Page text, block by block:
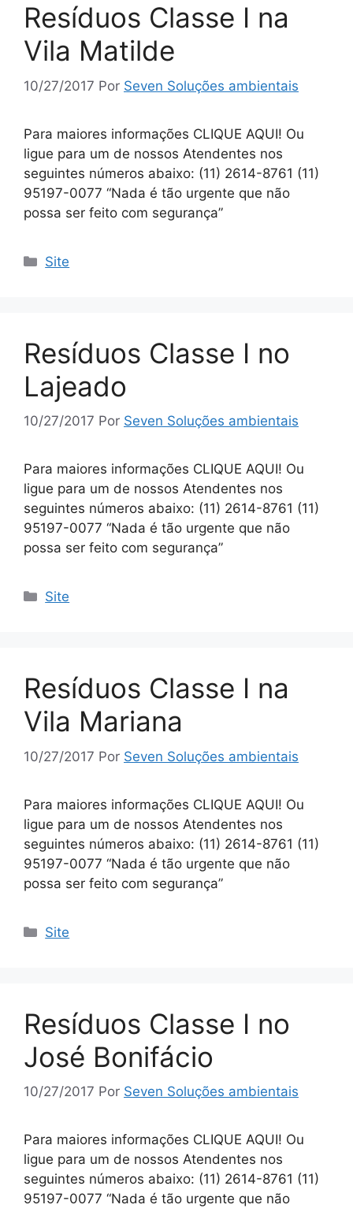
Resíduos Classe I na
Vila Matilde
10/27/2017 Por Seven Soluções ambientais
Para maiores informações CLIQUE AQUI! Ou
ligue para um de nossos Atendentes nos
seguintes números abaixo: (11) 2614-8761 (11)
95197-0077 “Nada é tão urgente que não
possa ser feito com segurança”
Site
Resíduos Classe I no
Lajeado
10/27/2017 Por Seven Soluções ambientais
Para maiores informações CLIQUE AQUI! Ou
ligue para um de nossos Atendentes nos
seguintes números abaixo: (11) 2614-8761 (11)
95197-0077 “Nada é tão urgente que não
possa ser feito com segurança”
Site
Resíduos Classe I na
Vila Mariana
10/27/2017 Por Seven Soluções ambientais
Para maiores informações CLIQUE AQUI! Ou
ligue para um de nossos Atendentes nos
seguintes números abaixo: (11) 2614-8761 (11)
95197-0077 “Nada é tão urgente que não
possa ser feito com segurança”
Site
Resíduos Classe I no
José Bonifácio
10/27/2017 Por Seven Soluções ambientais
Para maiores informações CLIQUE AQUI! Ou
ligue para um de nossos Atendentes nos
seguintes números abaixo: (11) 2614-8761 (11)
95197-0077 “Nada é tão urgente que não